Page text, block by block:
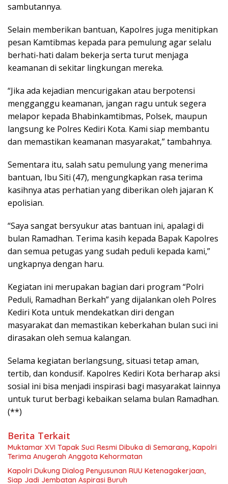
sambutannya.
Selain memberikan bantuan, Kapolres juga menitipkan
pesan Kamtibmas kepada para pemulung agar selalu
berhati-hati dalam bekerja serta turut menjaga
keamanan di sekitar lingkungan mereka.
“Jika ada kejadian mencurigakan atau berpotensi
mengganggu keamanan, jangan ragu untuk segera
melapor kepada Bhabinkamtibmas, Polsek, maupun
langsung ke Polres Kediri Kota. Kami siap membantu
dan memastikan keamanan masyarakat,” tambahnya.
Sementara itu, salah satu pemulung yang menerima
bantuan, Ibu Siti (47), mengungkapkan rasa terima
kasihnya atas perhatian yang diberikan oleh jajaran K
epolisian.
“Saya sangat bersyukur atas bantuan ini, apalagi di
bulan Ramadhan. Terima kasih kepada Bapak Kapolres
dan semua petugas yang sudah peduli kepada kami,”
ungkapnya dengan haru.
Kegiatan ini merupakan bagian dari program “Polri
Peduli, Ramadhan Berkah” yang dijalankan oleh Polres
Kediri Kota untuk mendekatkan diri dengan
masyarakat dan memastikan keberkahan bulan suci ini
dirasakan oleh semua kalangan.
Selama kegiatan berlangsung, situasi tetap aman,
tertib, dan kondusif. Kapolres Kediri Kota berharap aksi
sosial ini bisa menjadi inspirasi bagi masyarakat lainnya
untuk turut berbagi kebaikan selama bulan Ramadhan.
(**)
Berita Terkait
Muktamar XVI Tapak Suci Resmi Dibuka di Semarang, Kapolri
Terima Anugerah Anggota Kehormatan
Kapolri Dukung Dialog Penyusunan RUU Ketenagakerjaan,
Siap Jadi Jembatan Aspirasi Buruh